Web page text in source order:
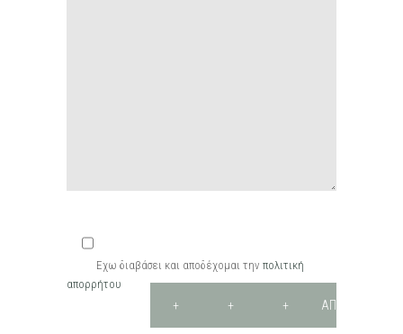
Εχω διαβάσει και αποδέχομαι την πολιτική
απορρήτου